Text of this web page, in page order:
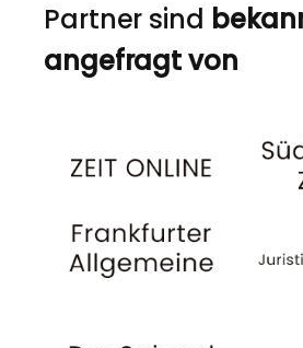
Partner sind
angefragt von